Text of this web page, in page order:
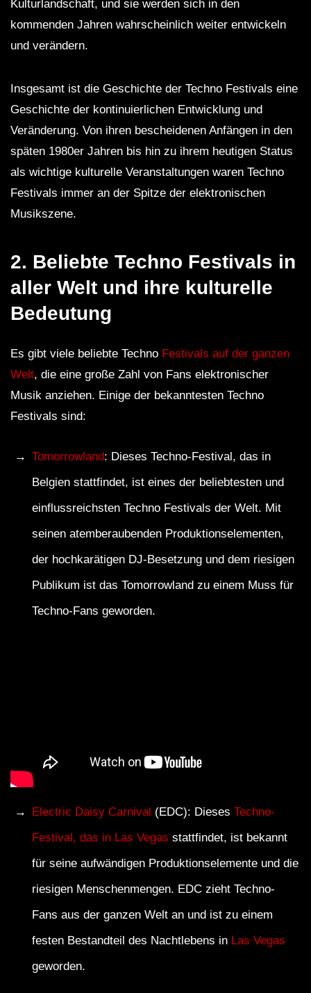
Kulturlandschaft, und sie werden sich in den
kommenden Jahren wahrscheinlich weiter entwickeln
und verändern.
Insgesamt ist die Geschichte der Techno Festivals eine
Geschichte der kontinuierlichen Entwicklung und
Veränderung. Von ihren bescheidenen Anfängen in den
späten 1980er Jahren bis hin zu ihrem heutigen Status
als wichtige kulturelle Veranstaltungen waren Techno
Festivals immer an der Spitze der elektronischen
Musikszene.
2. Beliebte Techno Festivals in
aller Welt und ihre kulturelle
Bedeutung
Es gibt viele beliebte Techno Festivals auf der ganzen
Welt, die eine große Zahl von Fans elektronischer
Musik anziehen. Einige der bekanntesten Techno
Festivals sind:
Tomorrowland: Dieses Techno-Festival, das in
Belgien stattfindet, ist eines der beliebtesten und
einflussreichsten Techno Festivals der Welt. Mit
seinen atemberaubenden Produktionselementen,
der hochkarätigen DJ-Besetzung und dem riesigen
Publikum ist das Tomorrowland zu einem Muss für
Techno-Fans geworden.
Electric Daisy Carnival (EDC): DiesesTechno-
Festival, das in Las Vegas stattfindet, ist bekannt
für seine aufwändigen Produktionselemente und die
riesigen Menschenmengen. EDC zieht Techno-
Fans aus der ganzen Welt an und ist zu einem
festen Bestandteil des Nachtlebens in Las Vegas
geworden.